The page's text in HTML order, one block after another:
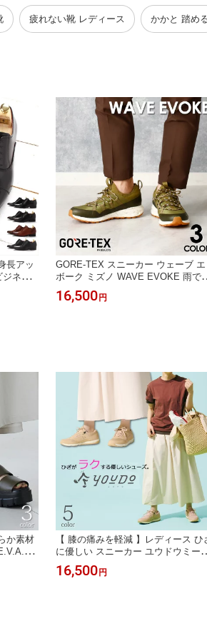
長時間
かかとなし 室内履き 269 蒸れない
]
疲れない靴 レディース かかと 踏め
長アッ
ジネス
のよ
ォー
GORE-TEX スニーカー ウェーブ エ
ボーク ミズノ WAVE EVOKE 雨で
走れる 靴 ウォーキング シューズ メ
ンズ レディース 3E [ ゴアテックス
16,500 円
か素材
ソ
イルア
ック
【 膝の痛みを軽減 】レディース ひ
に優しい スニーカー ユウドウミー
OUDO ME 2 ウォーキングシューズ
ひざ 関節痛 O脚 スニーカー 矯正 歩
16,500 円